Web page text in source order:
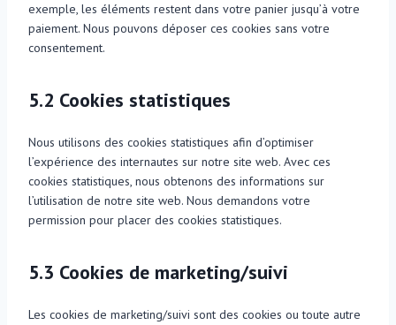
exemple, les éléments restent dans votre panier jusqu’à votre
paiement. Nous pouvons déposer ces cookies sans votre
consentement.
5.2 Cookies statistiques
Nous utilisons des cookies statistiques afin d’optimiser
l’expérience des internautes sur notre site web. Avec ces
cookies statistiques, nous obtenons des informations sur
l’utilisation de notre site web. Nous demandons votre
permission pour placer des cookies statistiques.
5.3 Cookies de marketing/suivi
Les cookies de marketing/suivi sont des cookies ou toute autre